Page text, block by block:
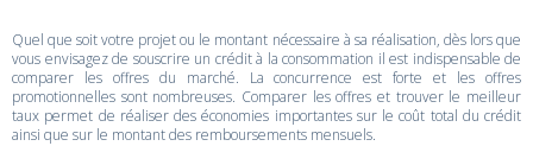
Quel que soit votre projet ou le montant nécessaire à sa réalisation, dès lors que
vous envisagez de souscrire un crédit à la consommation il est indispensable de
comparer les offres du marché. La concurrence est forte et les offres
promotionnelles sont nombreuses. Comparer les offres et trouver le meilleur
taux permet de réaliser des économies importantes sur le coût total du crédit
ainsi que sur le montant des remboursements mensuels.